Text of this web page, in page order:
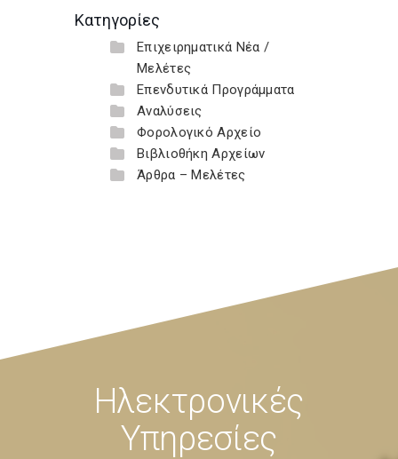
Κατηγορίες
Επιχειρηματικά Νέα /
Μελέτες
Επενδυτικά Προγράμματα
Αναλύσεις
Φορολογικό Αρχείο
Βιβλιοθήκη Αρχείων
Άρθρα – Μελέτες
Ηλεκτρονικές
Υπηρεσίες